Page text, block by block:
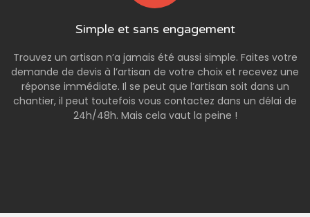
Simple et sans engagement
Trouvez un artisan n’a jamais été aussi simple. Faites votre
demande de devis à l’artisan de votre choix et recevez une
réponse immédiate. Il se peut que l’artisan soit dans un
chantier, il peut toutefois vous contactez dans un délai de
24h/48h. Mais cela vaut la peine !